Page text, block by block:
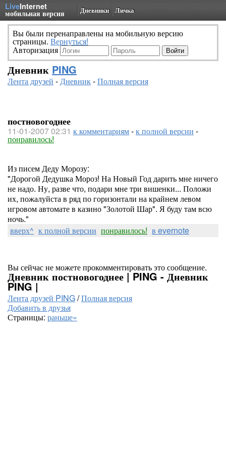
LiveInternet
мобильная версия Дневники Личка
Вы были перенаправлены на мобильную версию
страницы. Вернуться!
Авторизация
Дневник PING
Лента друзей -Дневник-Полная версия
постновогоднее
11-01-2007 02:31 к комментариям-к полной версии -
понравилось!
Из писем Деду Морозу:
"Дорогой Дедушка Мороз! На Новый Год дарить мне ничего
не надо. Ну, разве что, подари мне три вишенки... Положи
их, пожалуйста в ряд по горизонтали на крайнем левом
игровом автомате в казино "Золотой Шар". Я буду там всю
ночь."
вверх^ к полной версии понравилось! в evernote
Вы сейчас не можете прокомментировать это сообщение.
Дневник постновогоднее | PING - Дневник
PING |
Лента друзей PING/Полная версия
Добавить в друзья
Страницы: раньше»